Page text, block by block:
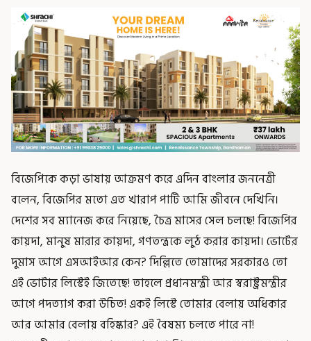
বিজেপিকে কড়া ভাষায় আক্রমণ করে এদিন বাংলার জননেত্রী
বলেন, বিজেপির মতো এত খারাপ পার্টি আমি জীবনে দেখিনি।
দেশের সব ম্যানেজ করে নিয়েছে, চৈত্র মাসের সেল চলছে! বিজেপির
কায়দা, মানুষ মারার কায়দা, গণতন্ত্রকে লুঠ করার কায়দা। ভোটের
দুমাস আগে এসআইআর কেন? দিল্লিতে তোমাদের সরকারও তো
এই ভোটার লিস্টেই জিতেছে! তাহলে প্রধানমন্ত্রী আর স্বরাষ্ট্রমন্ত্রীর
আগে পদত্যাগ করা উচিত! একই লিস্টে তোমার বেলায় অধিকার
আর আমার বেলায় বহিষ্কার? এই বৈষম্য চলতে পারে না!